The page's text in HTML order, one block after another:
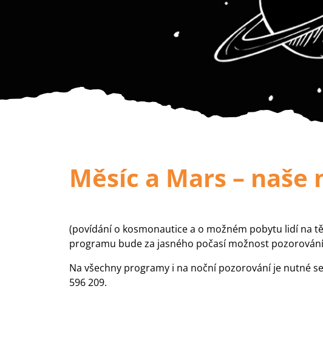
Měsíc a Mars –
(povídání o kosmonautice a o možném pobytu lidí na
programu bude za jasného počasí možnost
Na všechny programy i na noční pozorování je nutné
596 209.